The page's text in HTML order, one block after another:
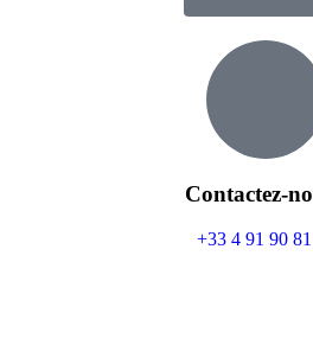
Contactez-
+33 4 91 90